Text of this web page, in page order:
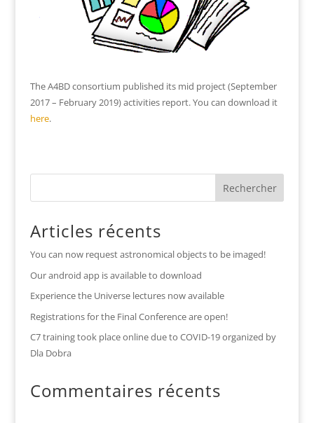
The A4BD consortium published its mid project (September
2017 – February 2019) activities report. You can download it
here.
Articles récents
You can now request astronomical objects to be imaged!
Our android app is available to download
Experience the Universe lectures now available
Registrations for the Final Conference are open!
C7 training took place online due to COVID-19 organized by
Dla Dobra
Commentaires récents